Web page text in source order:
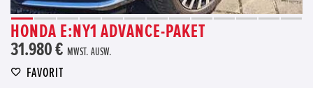
HONDA E:NY1 ADVANCE-PAKET
31.980 € MWST. AUSW.
FAVORIT